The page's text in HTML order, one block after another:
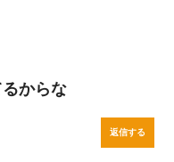
からな
返信する